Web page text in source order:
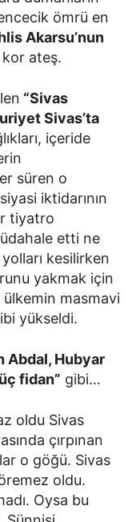
ömrü en
Akarsu’nun
kor ateş.
“Sivas
Sivas’ta
içeride
süren o
iktidarının
tiyatro
etti ne
kesilirken
yakmak için
ülkemin masmavi
yükseldi.
Abdal, Hubyar
fidan” gibi…
oldu Sivas
çırpınan
o göğü. Sivas
oldu.
Oysa bu